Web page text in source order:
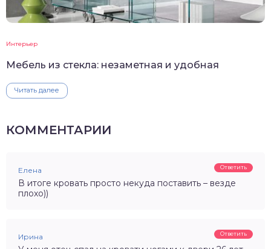
Интерьер
Мебель из стекла: незаметная и удобная
Читать далее
КОММЕНТАРИИ
Елена Ответить
В итоге кровать просто некуда поставить – везде
плохо))
Ирина Ответить